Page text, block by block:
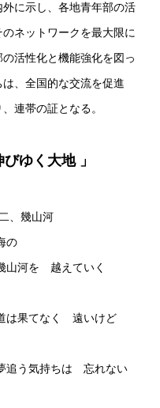
外に示し、各地青年部の活
ネットワークを最大限に
活性化と機能強化を図っ
、全国的な交流を促進
連帯の証となる。
ゆく大地 」
幾山河
河を 越えていく
てなく 遠いけど
う気持ちは 忘れない